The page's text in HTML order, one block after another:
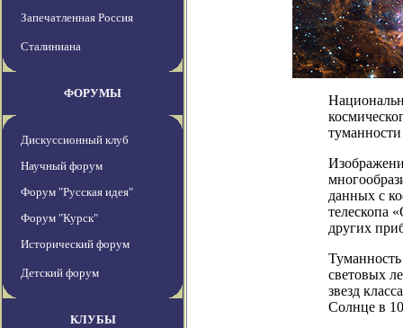
Запечатленная Россия
Сталиниана
ФОРУМЫ
Дискуссионный клуб
Научный форум
Форум "Русская идея"
Форум "Курск"
Исторический форум
Детский форум
КЛУБЫ
данных с
телескопа
других
световых
звезд
Солнце в